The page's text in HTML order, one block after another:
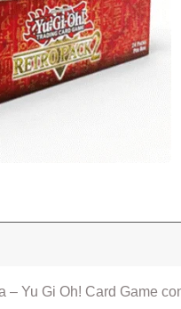
– Yu Gi Oh! Card Game